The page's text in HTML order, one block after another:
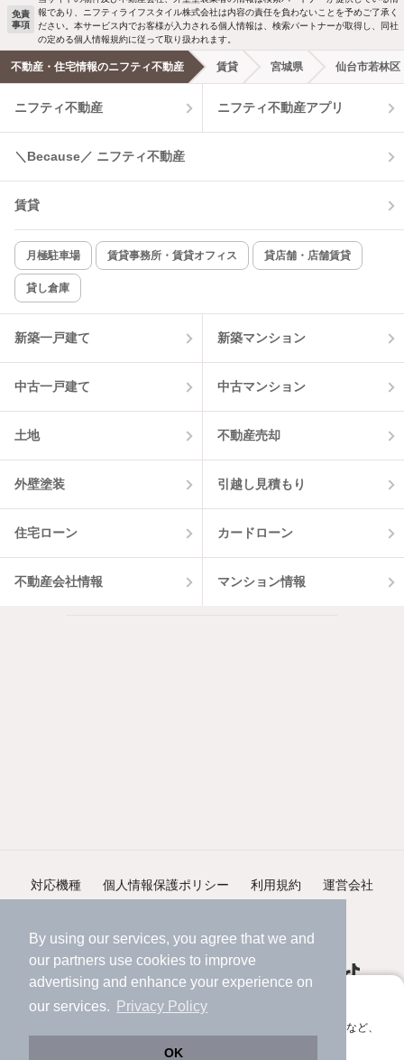
By using our services, you agree that we and
our partners use cookies to improve
advertising and enhance your experience on
our services.
Privacy Policy
OK
アプリに切り替えて、サクサクお部屋探し
会員登録なしですぐ使える。マップ検索やお気に入り保存など、
免責
事項
報であり、ニフティライフスタイル株式会社は内容の責任を負わないことを予めご了承く
ださい。本サービス内でお客様が入力される個人情報は、検索パートナーが取得し、同社
の定める個人情報規約に従って取り扱われます。
不動産・住宅情報のニフティ不動産 賃貸 宮城県 仙台市若林区
ニフティ不動産 ニフティ不動産アプリ
＼Because／ ニフティ不動産
賃貸
月極駐車場 賃貸事務所・賃貸オフィス 貸店舗・店舗賃貸
貸し倉庫
新築一戸建て 新築マンション
中古一戸建て 中古マンション
土地 不動産売却
外壁塗装 引越し見積もり
住宅ローン カードローン
不動産会社情報 マンション情報
対応機種 個人情報保護ポリシー 利用規約 運営会社
©NIFTY Lifestyle Co., Ltd.